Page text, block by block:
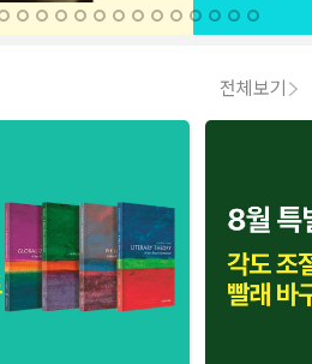
전체보기